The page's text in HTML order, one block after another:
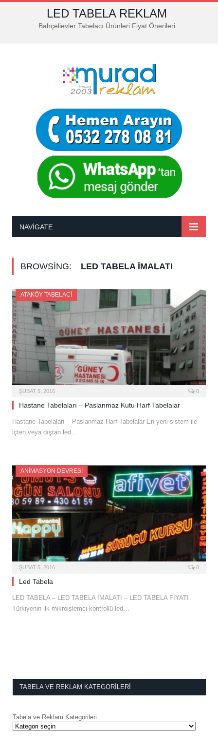
LED TABELA REKLAM
Bahçelievler Tabelacı Ürünleri Fiyat Önerileri
NAVIGATE
BROWSING: LED TABELA İMALATI
ATAKÖY TABELACI
ŞUBAT 5, 2016 0
Hastane Tabelaları – Paslanmaz Kutu Harf Tabelalar
Hastane Tabelaları – Paslanmaz Harf Tabelalar En yeni sistem ile
içten veya dıştan led…
ANIMASYON DEVRESI
ŞUBAT 5, 2016 0
Led Tabela
LED TABELA – LED TABELA İMALATI – LED TABELA FİYATI
Türkiyenin ilk mikroişlemci kontrollü led…
TABELA VE REKLAM KATEGORILERI
Tabela ve Reklam Kategorileri